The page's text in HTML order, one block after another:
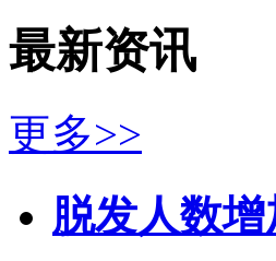
最新资讯
更多>>
脱发人数